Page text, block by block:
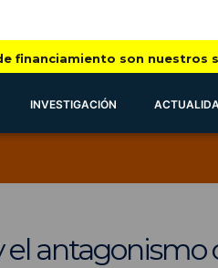
financiamiento son nuestros
INVESTIGACIÓN
el antagonismo